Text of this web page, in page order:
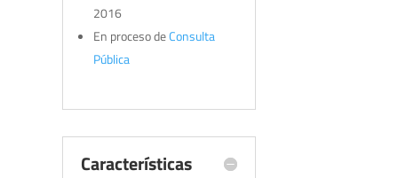
2016
En proceso deConsulta
Pública
Características